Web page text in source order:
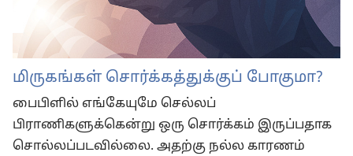
மிருகங்கள் சொர்க்கத்துக்குப் போகுமா?
பைபிளில் எங்கேயுமே செல்லப்
பிராணிகளுக்கென்று ஒரு சொர்க்கம் இருப்பதாக
சொல்லப்படவில்லை. அதற்கு நல்ல காரணம்